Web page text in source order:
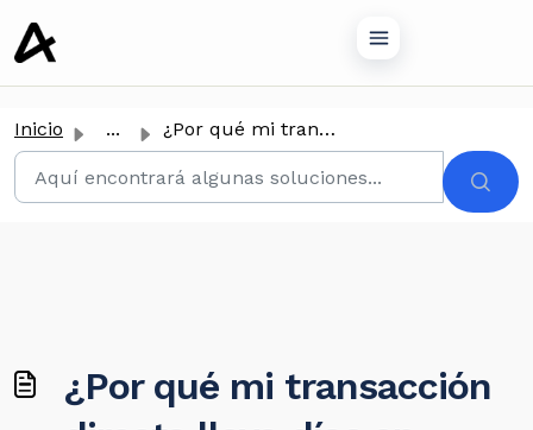
principal
Inicio ... ¿Por qué mi transacción directa lleva días en estado pend...
¿Por qué mi transacción